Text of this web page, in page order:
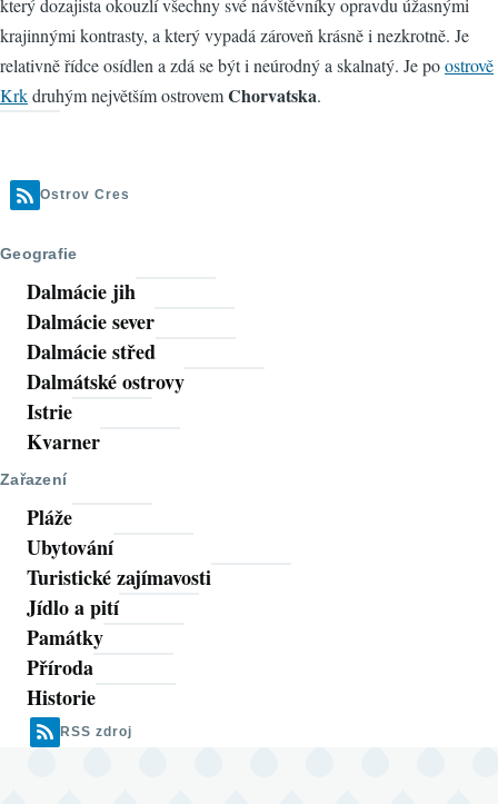
který dozajista okouzlí všechny své návštěvníky opravdu úžasnými
krajinnými kontrasty, a který vypadá zároveň krásně i nezkrotně. Je
relativně řídce osídlen a zdá se být i neúrodný a skalnatý. Je poostrově
Krkdruhým největším ostrovemChorvatska.
Ostrov Cres
Geografie
Dalmácie jih
Dalmácie sever
Dalmácie střed
Dalmátské ostrovy
Istrie
Kvarner
Zařazení
Pláže
Ubytování
Turistické zajímavosti
Jídlo a pití
Památky
Příroda
Historie
RSS zdroj